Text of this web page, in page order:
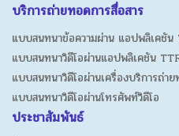
บริการถ่ายทอดการสื่อสาร
แบบสนทนาข้อความผ่าน แอปพลิเคชั
แบบสนทนาวิดีโอผ่านแอปพลิเคชัน
แบบสนทนาวิดีโอผ่านเครื่องบริการถ่า
แบบสนทนาวิดีโอผ่านโทรศัพท์วิดีโอ
ประชาสัมพันธ์